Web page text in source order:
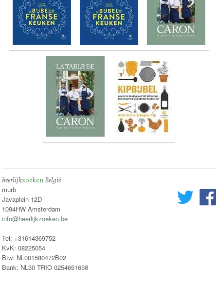
heerlijkzoekenBelgië
murb
Javaplein 12D
1094HW Amsterdam
info@heerlijkzoeken.be
Tel: +31614369752
KvK: 08225054
Btw: NL001580472B02
Bank: NL30 TRIO 0254651658